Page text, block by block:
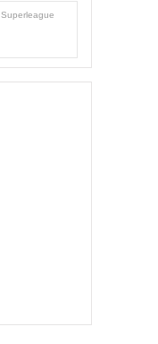
Superleague